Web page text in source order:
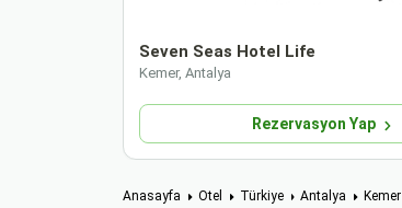
Seven Seas Hotel Life
Kemer, Antalya
Rezervasyon Yap
Anasayfa Otel Türkiye Antalya Kemer